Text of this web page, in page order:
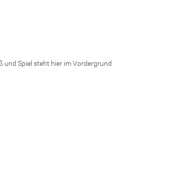
und Spiel steht hier im Vordergrund